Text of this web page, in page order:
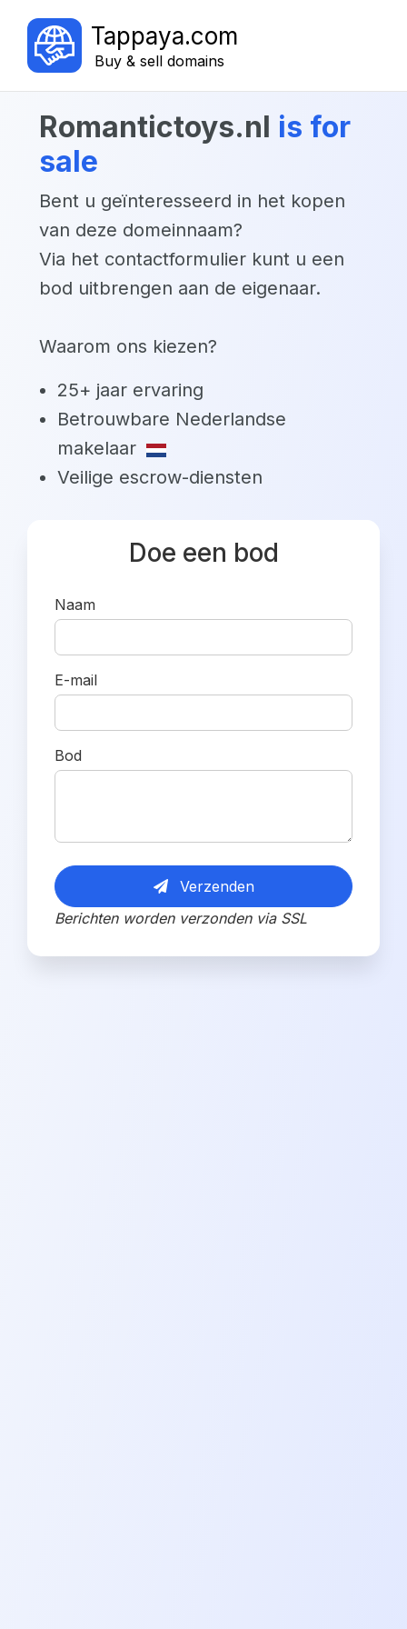
Tappaya.com
Buy & sell domains
romantictoys.nl is for
sale
Bent u geïnteresseerd in het kopen
van deze domeinnaam?
Via het contactformulier kunt u een
bod uitbrengen aan de eigenaar.
Waarom ons kiezen?
25+ jaar ervaring
Betrouwbare Nederlandse
makelaar
Veilige escrow-diensten
Doe een bod
Naam
E-mail
Bod
Verzenden
Berichten worden verzonden via SSL